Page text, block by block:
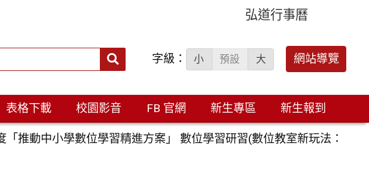
弘道行事曆
搜
字級： 小 預設 大 網站導覽
表格下載 校園影音 FB 官網 新生專區 新生報到
推動中小學數位學習精進方案」 數位學習研習(數位教室新玩法：